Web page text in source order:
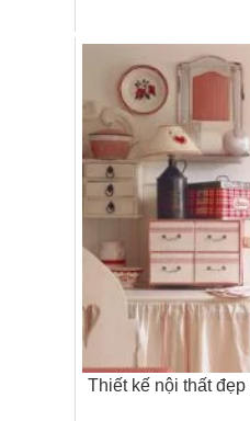
Thiết kế nội thất